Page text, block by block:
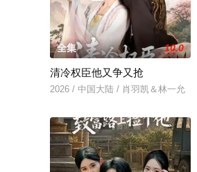
全集 10.0
清冷权臣他又争又抢
2026 / 中国大陆 / 肖羽凯＆林一允